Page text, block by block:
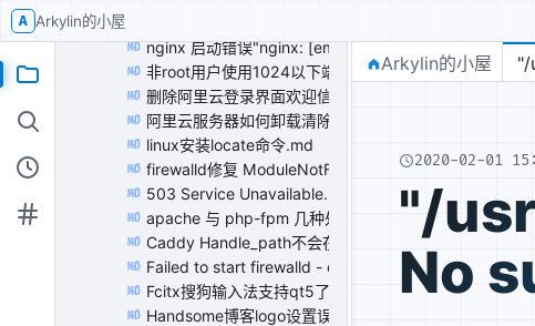
A Arkylin的小屋 session_start(): open(SESSION_FILE, O_RDWR))
MD nginx 启动错误"nginx: [emerg] host not found in
MD 非root用户使用1024以下端口 setcap
MD 删除阿里云登录界面欢迎信息.md
MD 阿里云服务器如何卸载清除监控（安骑士、阿里云盾）并
MD linux安装locate命令.md
MD firewalld修复 ModuleNotFoundError: No module
MD 503 Service Unavailable.md
MD apache 与 php-fpm 几种处理方式.md
MD Caddy Handle_path不会在应用程序URL中附加前缀.md
MD Failed to start firewalld - dynamic firewall daemon.md
MD Fcitx搜狗输入法支持qt5了.md
MD Handsome博客logo设置误区.md
Arkylin的小屋
2020-02-01
"/
No